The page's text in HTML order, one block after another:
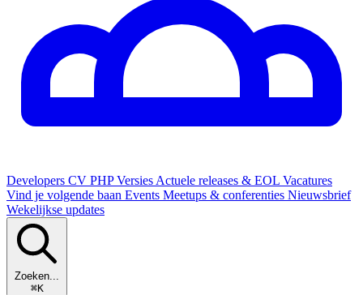
Developers CV PHP Versies Actuele releases & EOL Vacatures
Vind je volgende baan Events Meetups & conferenties Nieuwsbrief
Wekelijkse updates
Zoeken...
⌘K